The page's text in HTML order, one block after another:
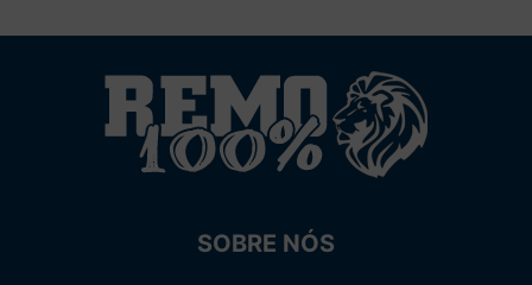
SOBRE NÓS